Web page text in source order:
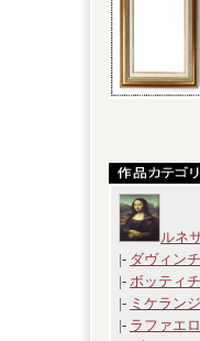
ルネ
|- ダヴィンチ
|- ボッティ
|- ミケラン
|- ラファエロ